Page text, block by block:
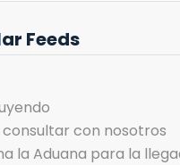
Feeds
consultar con nosotros
la Aduana para la